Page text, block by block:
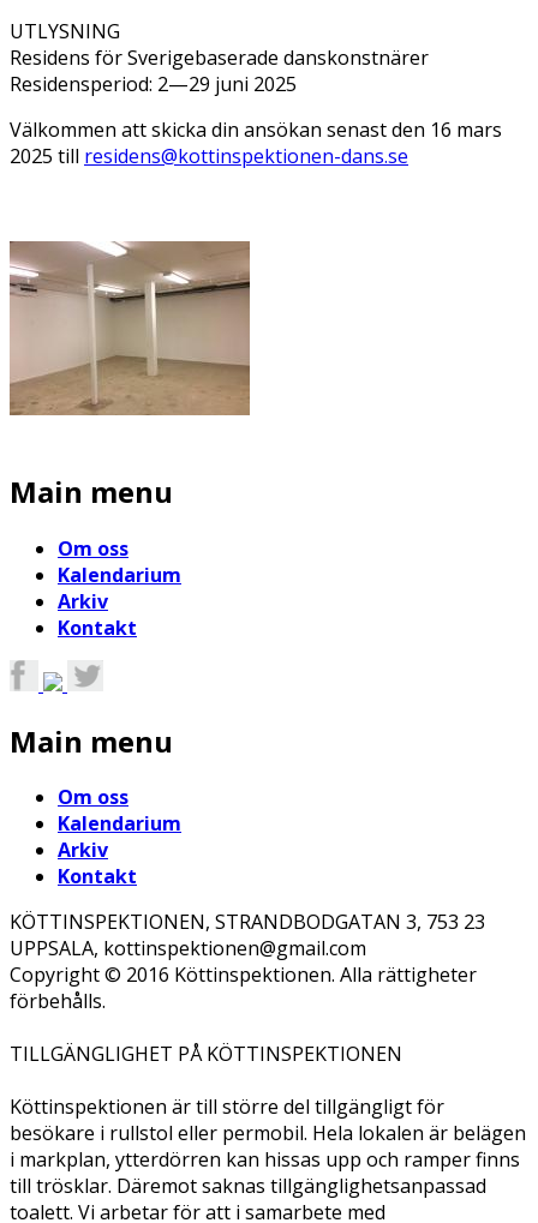
UTLYSNING
Residens för Sverigebaserade danskonstnärer
Residensperiod: 2—29 juni 2025
Välkommen att skicka din ansökan senast den 16 mars
2025 till residens@kottinspektionen-dans.se
Main menu
Om oss
Kalendarium
Arkiv
Kontakt
Main menu
Om oss
Kalendarium
Arkiv
Kontakt
KÖTTINSPEKTIONEN, STRANDBODGATAN 3, 753 23
UPPSALA, kottinspektionen@gmail.com
Copyright © 2016 Köttinspektionen. Alla rättigheter
förbehålls.
TILLGÄNGLIGHET PÅ KÖTTINSPEKTIONEN
Köttinspektionen är till större del tillgängligt för
besökare i rullstol eller permobil. Hela lokalen är belägen
i markplan, ytterdörren kan hissas upp och ramper finns
till trösklar. Däremot saknas tillgänglighetsanpassad
toalett. Vi arbetar för att i samarbete med